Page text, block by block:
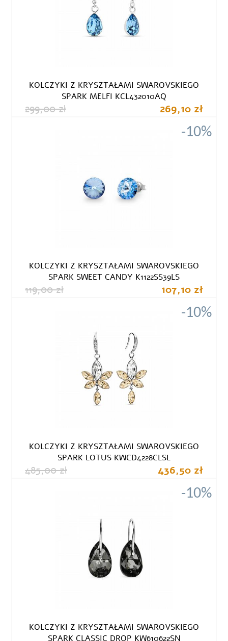
KOLCZYKI Z KRYSZTAŁAMI SWAROVSKIEGO
SPARK MELFI KCL432010AQ
299,00 zł 269,10 zł
-10%
KOLCZYKI Z KRYSZTAŁAMI SWAROVSKIEGO
SPARK SWEET CANDY K1122SS39LS
119,00 zł 107,10 zł
-10%
KOLCZYKI Z KRYSZTAŁAMI SWAROVSKIEGO
SPARK LOTUS KWCD4228CLSL
485,00 zł 436,50 zł
-10%
KOLCZYKI Z KRYSZTAŁAMI SWAROVSKIEGO
SPARK CLASSIC DROP KW610622SN